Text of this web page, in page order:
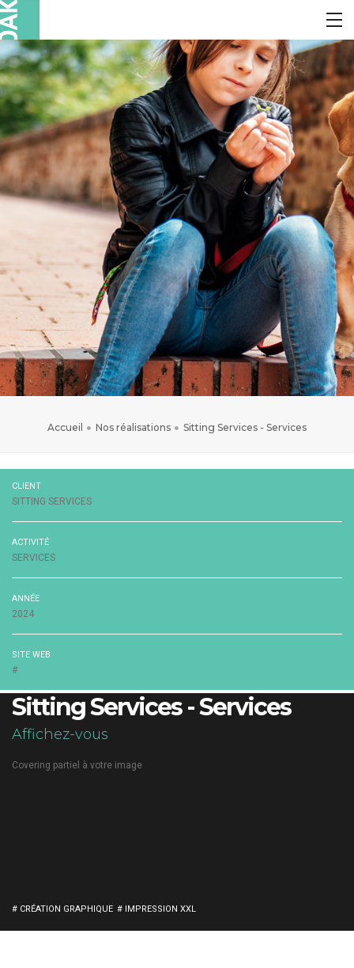
Accueil Nos réalisations Sitting Services - Services
CLIENT
SITTING SERVICES
ACTIVITÉ
SERVICES
ANNÉE
2024
SITE WEB
#
Sitting Services - Services
Affichez-vous
Covering partiel à votre image
# CRÉATION GRAPHIQUE # IMPRESSION XXL